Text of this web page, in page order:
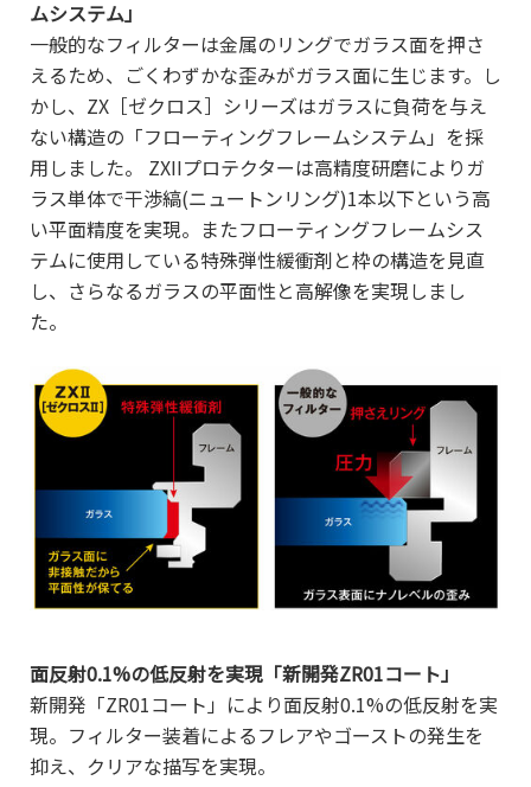
ムシステム」
一般的なフィルターは金属のリングでガラス面を押さ
えるため、ごくわずかな歪みがガラス面に生じます。し
かし、ZX［ゼクロス］シリーズはガラスに負荷を与え
ない構造の「フローティングフレームシステム」を採
用しました。 ZXIIプロテクターは高精度研磨によりガ
ラス単体で干渉縞(ニュートンリング)1本以下という高
い平面精度を実現。またフローティングフレームシス
テムに使用している特殊弾性緩衝剤と枠の構造を見直
し、さらなるガラスの平面性と高解像を実現しまし
た。
面反射0.1%の低反射を実現「新開発ZR01コート」
新開発「ZR01コート」により面反射0.1%の低反射を実
現。フィルター装着によるフレアやゴーストの発生を
抑え、クリアな描写を実現。